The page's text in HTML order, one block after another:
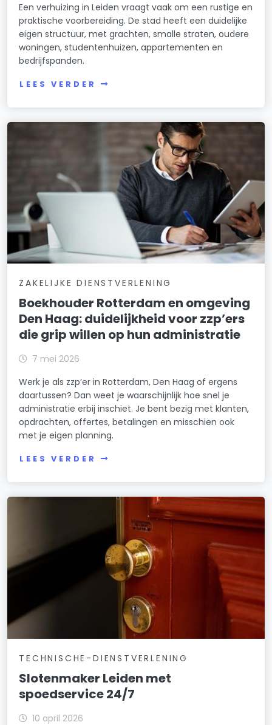
Een verhuizing in Leiden vraagt vaak om een rustige en
praktische voorbereiding. De stad heeft een duidelijke
eigen structuur, met grachten, smalle straten, oudere
woningen, studentenhuizen, appartementen en
bedrijfspanden.
LEES VERDER
ZAKELIJKE DIENSTVERLENING
Boekhouder Rotterdam en omgeving
Den Haag: duidelijkheid voor zzp’ers
die grip willen op hun administratie
7 mei 2026
Werk je als zzp’er in Rotterdam, Den Haag of ergens
daartussen? Dan weet je waarschijnlijk hoe snel je
administratie erbij inschiet. Je bent bezig met klanten,
opdrachten, offertes, betalingen en misschien ook
met je eigen planning.
LEES VERDER
TECHNISCHE-DIENSTVERLENING
Slotenmaker Leiden met
spoedservice 24/7
10 april 2026